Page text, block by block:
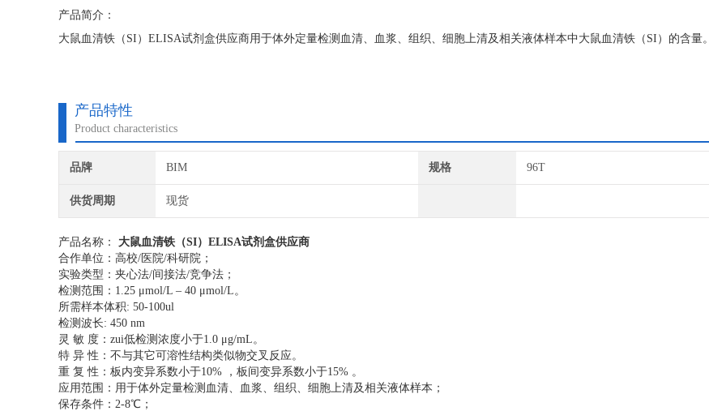
产品简介：
大鼠血清铁（SI）ELISA试剂盒供应商用于体外定量检测血清、血浆、组织、细胞上清及相关液体样本中大鼠血清铁（SI）的含量。
产品特性
Product characteristics
品牌 BIM 规格 96T
供货周期 现货
产品名称：
大鼠血清铁（SI）ELISA试剂盒供应商
合作单位：高校/医院/科研院；
实验类型：夹心法/间接法/竞争法；
检测范围：1.25 μmol/L – 40 μmol/L。
所需样本体积: 50-100ul
检测波长: 450 nm
灵 敏 度：zui低检测浓度小于1.0 μg/mL。
特 异 性：不与其它可溶性结构类似物交叉反应。
重 复 性：板内变异系数小于10% ，板间变异系数小于15% 。
应用范围：用于体外定量检测血清、血浆、组织、细胞上清及相关液体样本；
保存条件：2-8℃；